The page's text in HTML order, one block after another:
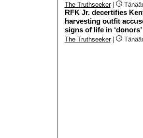
The Truthseeker|
RFK Jr. decertifies
harvesting outfit
signs of life in ‘donors’
The Truthseeker|